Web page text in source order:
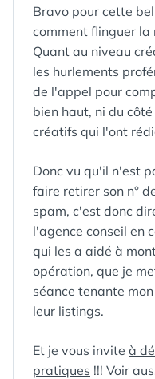
Bravo pour cette
comment flinguer
Quant au niveau
les hurlements
de l'appel pour
bien haut, ni du
créatifs qui l'ont
Donc vu qu'il n'est
faire retirer son n°
spam, c'est donc
l'agence conseil
qui les a aidé à
opération, que je
séance tenante
leur listings.
Et je vous invite à
pratiques !!! Voir